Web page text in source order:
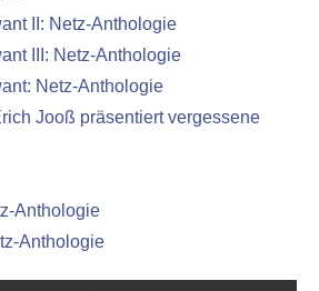
II: Netz-Anthologie
III: Netz-Anthologie
Netz-Anthologie
Jooß präsentiert vergessene
Anthologie
Anthologie